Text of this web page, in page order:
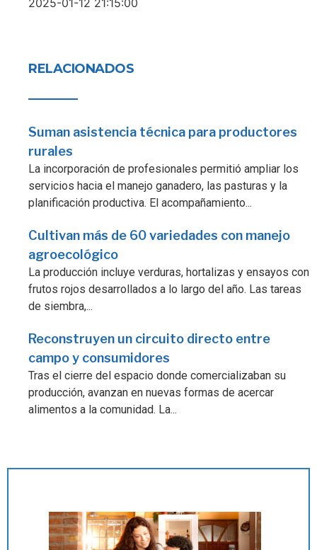
RELACIONADOS
Suman asistencia técnica para productores
rurales
La incorporación de profesionales permitió ampliar los
servicios hacia el manejo ganadero, las pasturas y la
planificación productiva. El acompañamiento...
Cultivan más de 60 variedades con manejo
agroecológico
La producción incluye verduras, hortalizas y ensayos con
frutos rojos desarrollados a lo largo del año. Las tareas
de siembra,...
Reconstruyen un circuito directo entre
campo y consumidores
Tras el cierre del espacio donde comercializaban su
producción, avanzan en nuevas formas de acercar
alimentos a la comunidad. La...